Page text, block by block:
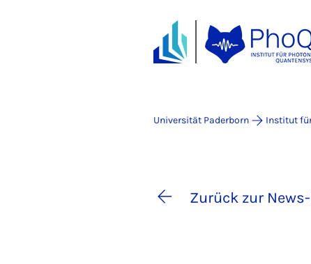
Universität Paderborn Institut
Zurück zur